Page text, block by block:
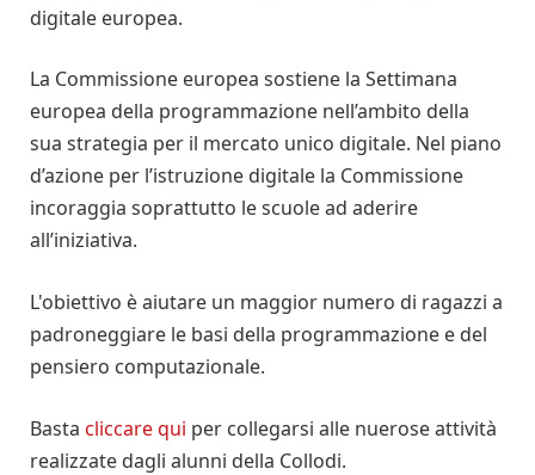
digitale europea.
La Commissione europea sostiene la Settimana
europea della programmazione nell’ambito della
sua strategia per il mercato unico digitale. Nel piano
d’azione per l’istruzione digitale la Commissione
incoraggia soprattutto le scuole ad aderire
all’iniziativa.
L'obiettivo è aiutare un maggior numero di ragazzi a
padroneggiare le basi della programmazione e del
pensiero computazionale.
Basta cliccare qui per collegarsi alle nuerose attività
realizzate dagli alunni della Collodi.